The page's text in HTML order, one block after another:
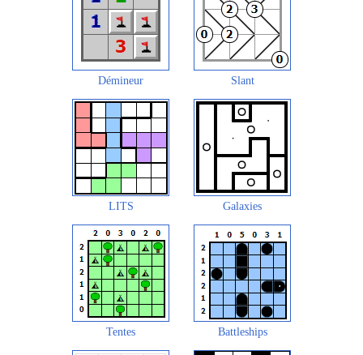
Démineur Slant
LITS Galaxies
Tentes Battleships